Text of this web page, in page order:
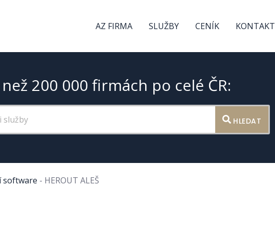
AZ FIRMA SLUŽBY CENÍK KONTAKT
200 000 firmách po celé ČR:
HLEDAT
software - HEROUT ALEŠ